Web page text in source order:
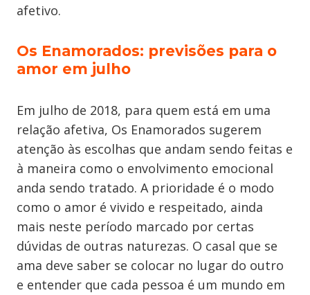
afetivo.
Os Enamorados: previsões para o
amor em julho
Em julho de 2018, para quem está em uma
relação afetiva, Os Enamorados sugerem
atenção às escolhas que andam sendo feitas e
à maneira como o envolvimento emocional
anda sendo tratado. A prioridade é o modo
como o amor é vivido e respeitado, ainda
mais neste período marcado por certas
dúvidas de outras naturezas. O casal que se
ama deve saber se colocar no lugar do outro
e entender que cada pessoa é um mundo em